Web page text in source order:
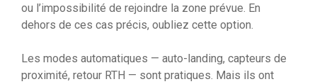
ou l’impossibilité de rejoindre la zone prévue. En
dehors de ces cas précis, oubliez cette option.
Les modes automatiques — auto-landing, capteurs de
proximité, retour RTH — sont pratiques. Mais ils ont